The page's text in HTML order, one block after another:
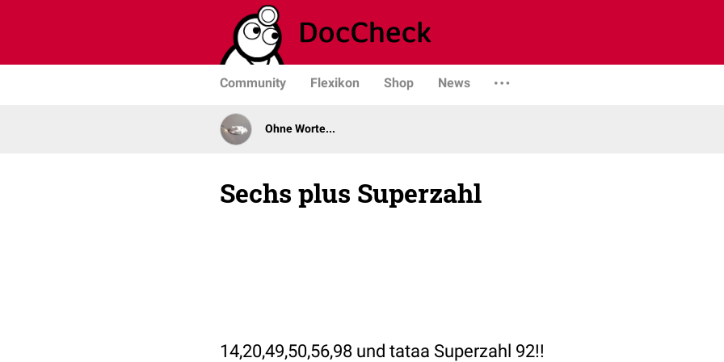
Community Flexikon Shop News
Ohne Worte...
Sechs plus Superzahl
14,20,49,50,56,98 und tataa Superzahl 92!!